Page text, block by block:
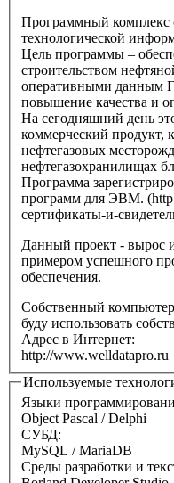
Программный комплекс
технологической
Цель программы –
строительством
оперативными данным
повышение качества и
На сегодняшний день
коммерческий продукт,
нефтегазовых
нефтегазохранилищах
Программа
программ для ЭВМ.
сертификаты-и-
Данный проект - вырос
примером успешного
обеспечения.
Собственный
буду использовать
Адрес в Интернет:
http://www.welldatapro.ru
Используемые
Языки
Object Pascal / Delphi
СУБД:
MySQL / MariaDB
Среды разработки и